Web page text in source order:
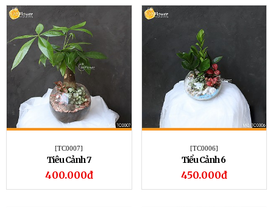
[TC0007]
Tiêu Cảnh 7
400.000đ
[TC0006]
Tiểu Cảnh 6
450.000đ